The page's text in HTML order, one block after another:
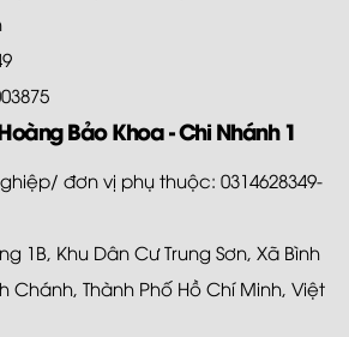
Bảo Khoa - Chi Nhánh 1
đơn vị phụ thuộc: 0314628349-
1B, Khu Dân Cư Trung Sơn, Xã Bình
Chánh, Thành Phố Hồ Chí Minh, Việt